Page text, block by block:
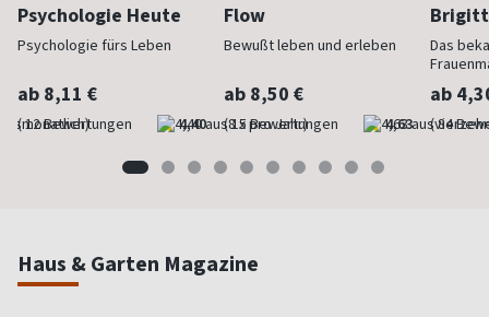
Psychologie Heute
Psychologie fürs Leben
ab 8,11 €
(monatlich) 4,40
Flow
Bewußt leben und erleben
ab 8,50 €
(8 x pro Jahr) 4,63
Das
ab
Haus & Garten Magazine